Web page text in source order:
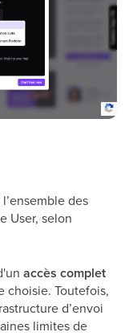
des
User, selon
accès complet
choisie. Toutefois,
d’envoi
limites de